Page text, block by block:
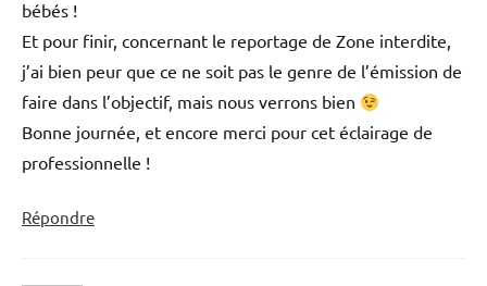
bébés !
Et pour finir, concernant le reportage de Zone interdite,
j’ai bien peur que ce ne soit pas le genre de l’émission de
faire dans l’objectif, mais nous verrons bien
Bonne journée, et encore merci pour cet éclairage de
professionnelle !
Répondre